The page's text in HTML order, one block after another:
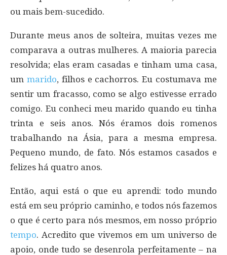
ou mais bem-sucedido.
Durante meus anos de solteira, muitas vezes me
comparava a outras mulheres. A maioria parecia
resolvida; elas eram casadas e tinham uma casa,
um marido, filhos e cachorros. Eu costumava me
sentir um fracasso, como se algo estivesse errado
comigo. Eu conheci meu marido quando eu tinha
trinta e seis anos. Nós éramos dois romenos
trabalhando na Ásia, para a mesma empresa.
Pequeno mundo, de fato. Nós estamos casados e
felizes há quatro anos.
Então, aqui está o que eu aprendi: todo mundo
está em seu próprio caminho, e todos nós fazemos
o que é certo para nós mesmos, em nosso próprio
tempo. Acredito que vivemos em um universo de
apoio, onde tudo se desenrola perfeitamente – na